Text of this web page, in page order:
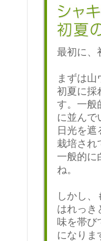
最初に、
まずは山
初夏に採
す。一般
に並んで
日光を遮
栽培され
一般的に
ね。
しかし、
はれっき
味を帯び
になりま